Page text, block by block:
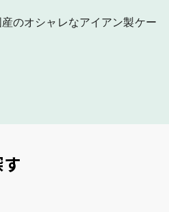
のオシャレなアイアン製ケー